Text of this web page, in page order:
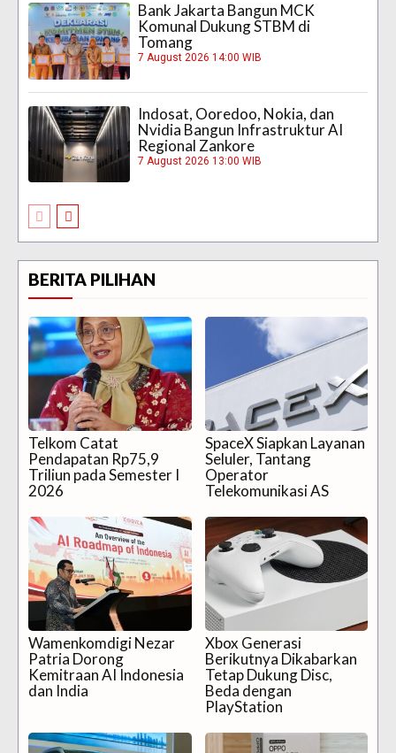
Bank Jakarta Bangun MCK
Komunal Dukung STBM di
Tomang
7 August 2026 14:00 WIB
Indosat, Ooredoo, Nokia, dan
Nvidia Bangun Infrastruktur AI
Regional Zankore
7 August 2026 13:00 WIB
BERITA PILIHAN
Telkom Catat
Pendapatan Rp75,9
Triliun pada Semester I
2026
SpaceX Siapkan Layanan
Seluler, Tantang
Operator
Telekomunikasi AS
Wamenkomdigi Nezar
Patria Dorong
Kemitraan AI Indonesia
dan India
Xbox Generasi
Berikutnya Dikabarkan
Tetap Dukung Disc,
Beda dengan
PlayStation